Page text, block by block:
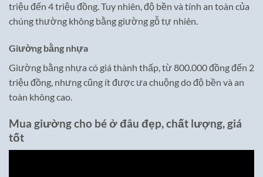
triệu đến 4 triệu đồng. Tuy nhiên, độ bền và tính an toàn của
chúng thường không bằng giường gỗ tự nhiên.
Giường bằng nhựa
Giường bằng nhựa có giá thành thấp, từ 800.000 đồng đến 2
triệu đồng, nhưng cũng ít được ưa chuộng do độ bền và an
toàn không cao.
Mua giường cho bé ở đâu đẹp, chất lượng, giá
tốt